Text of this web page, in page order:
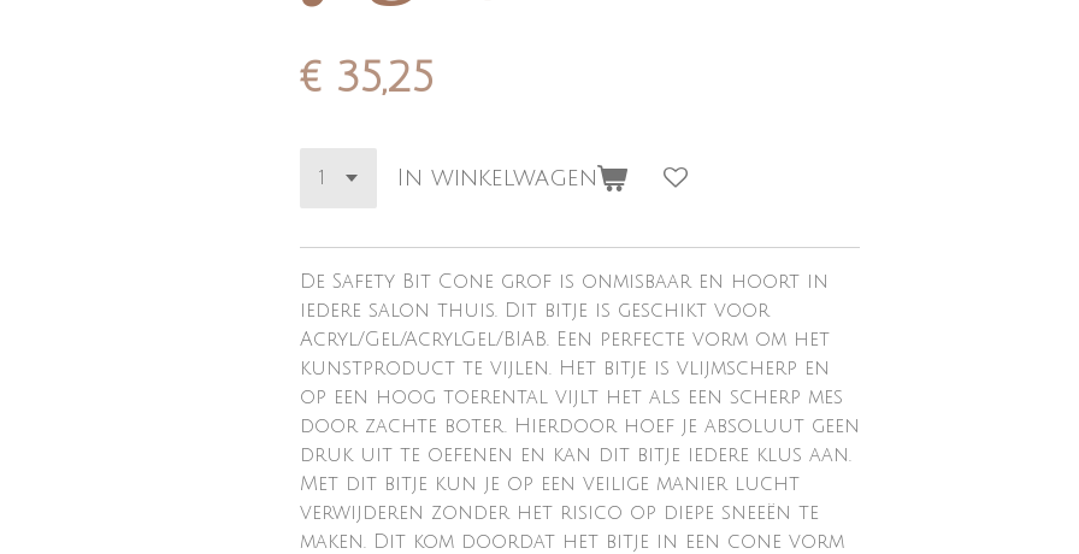
€ 35,25
In winkelwagen
De Safety Bit Cone grof is onmisbaar en hoort in
iedere salon thuis. Dit bitje is geschikt voor
Acryl/Gel/AcrylGel/BIAB. Een perfecte vorm om het
kunstproduct te vijlen. Het bitje is vlijmscherp en
op een hoog toerental vijlt het als een scherp mes
door zachte boter. Hierdoor hoef je absoluut geen
druk uit te oefenen en kan dit bitje iedere klus aan.
Met dit bitje kun je op een veilige manier lucht
verwijderen zonder het risico op diepe sneeën te
maken. Dit kom doordat het bitje in een cone vorm